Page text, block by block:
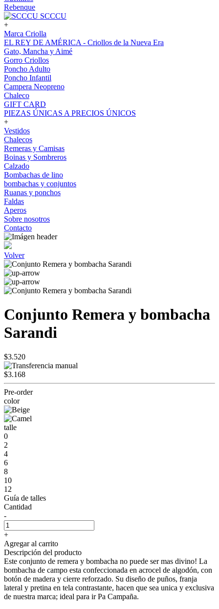
Rebenque
SCCCU
+
Marca Criolla
EL REY DE AMÉRICA - Criollos de la Nueva Era
Gato, Mancha y Aimé
Gorro Criollos
Poncho Adulto
Poncho Infantil
Campera Neopreno
Chaleco
GIFT CARD
PIEZAS ÚNICAS A PRECIOS ÚNICOS
+
Vestidos
Chalecos
Remeras y Camisas
Boinas y Sombreros
Calzado
Bombachas de lino
bombachas y conjuntos
Ruanas y ponchos
Faldas
Aperos
Sobre nosotros
Contacto
Volver
Conjunto Remera y bombacha
Sarandi
$3.520
$3.168
Pre-order
color
talle
0
2
4
6
8
10
12
Guía de talles
Cantidad
-
+
Agregar al carrito
Descripción del producto
Este conjunto de remera y bombacha no puede ser mas divino! La
bombacha de campo esta confeccionada en acrocel de algodón, con
botón de madera y cierre reforzado. Su diseño de puños, franja
lateral y pretina en tela contrastante, hacen que sea unica y exclusiva
de nuestra marca; ideal para ir Pa Campaña.